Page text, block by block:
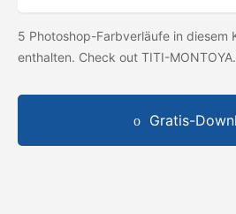
5 Photoshop-Farbverläufe in diesem
enthalten. Check out TITI-
Gratis-